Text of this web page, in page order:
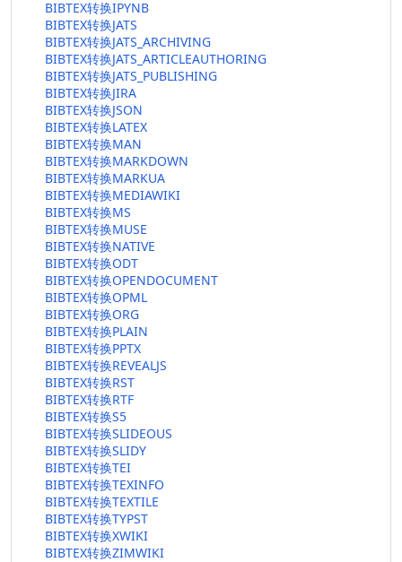
BIBTEX转换IPYNB
BIBTEX转换JATS
BIBTEX转换JATS_ARCHIVING
BIBTEX转换JATS_ARTICLEAUTHORING
BIBTEX转换JATS_PUBLISHING
BIBTEX转换JIRA
BIBTEX转换JSON
BIBTEX转换LATEX
BIBTEX转换MAN
BIBTEX转换MARKDOWN
BIBTEX转换MARKUA
BIBTEX转换MEDIAWIKI
BIBTEX转换MS
BIBTEX转换MUSE
BIBTEX转换NATIVE
BIBTEX转换ODT
BIBTEX转换OPENDOCUMENT
BIBTEX转换OPML
BIBTEX转换ORG
BIBTEX转换PLAIN
BIBTEX转换PPTX
BIBTEX转换REVEALJS
BIBTEX转换RST
BIBTEX转换RTF
BIBTEX转换S5
BIBTEX转换SLIDEOUS
BIBTEX转换SLIDY
BIBTEX转换TEI
BIBTEX转换TEXINFO
BIBTEX转换TEXTILE
BIBTEX转换TYPST
BIBTEX转换XWIKI
BIBTEX转换ZIMWIKI